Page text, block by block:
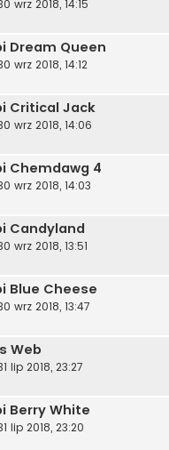
wrz 2018, 14:15
Dream Queen
wrz 2018, 14:12
Critical Jack
wrz 2018, 14:06
Chemdawg 4
wrz 2018, 14:03
Candyland
wrz 2018, 13:51
Blue Cheese
wrz 2018, 13:47
Web
lip 2018, 23:27
Berry White
lip 2018, 23:20